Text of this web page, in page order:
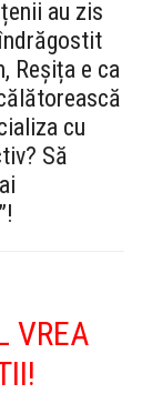
au zis
Reșița e ca
cu
Să
VREA